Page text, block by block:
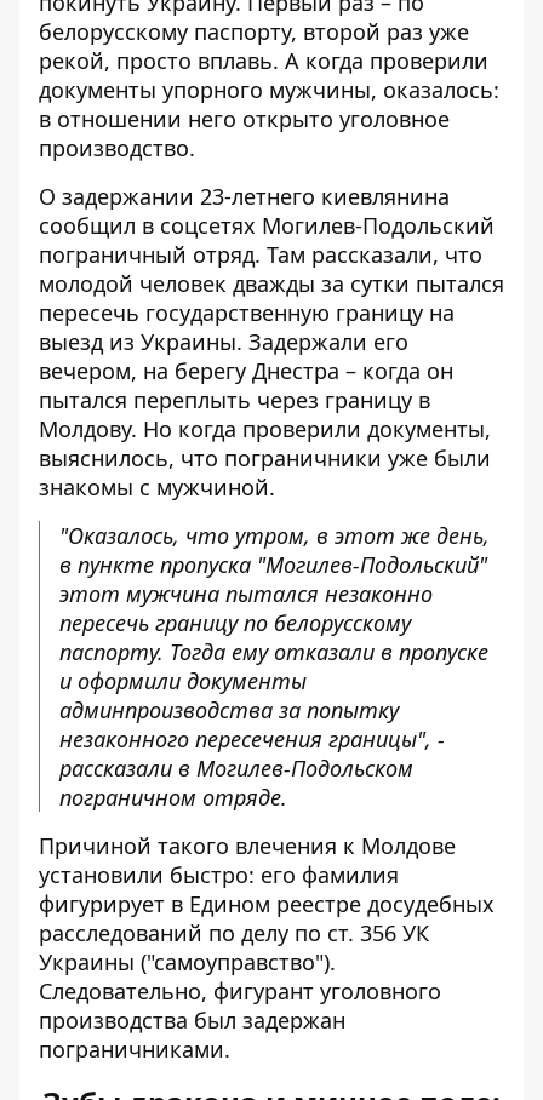
белорусскому паспорту, второй раз уже
рекой, просто вплавь. А когда проверили
документы упорного мужчины, оказалось:
в отношении него открыто уголовное
производство.
О задержании 23-летнего киевлянина
сообщил в соцсетях Могилев-Подольский
пограничный отряд. Там рассказали, что
молодой человек дважды за сутки пытался
пересечь государственную границу на
выезд из Украины. Задержали его
вечером, на берегу Днестра – когда он
пытался переплыть через границу в
Молдову. Но когда проверили документы,
выяснилось, что пограничники уже были
знакомы с мужчиной.
"Оказалось, что утром, в этот же день,
в пункте пропуска "Могилев-Подольский"
этот мужчина пытался незаконно
пересечь границу по белорусскому
паспорту. Тогда ему отказали в пропуске
и оформили документы
админпроизводства за попытку
незаконного пересечения границы", -
рассказали в Могилев-Подольском
пограничном отряде.
Причиной такого влечения к Молдове
установили быстро: его фамилия
фигурирует в Едином реестре досудебных
расследований по делу по ст. 356 УК
Украины ("самоуправство").
Следовательно, фигурант уголовного
производства был задержан
пограничниками.